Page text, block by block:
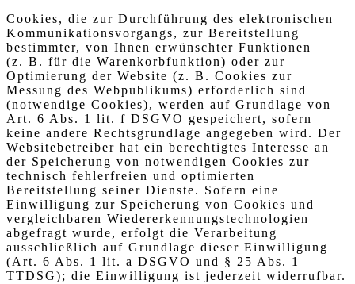
Cookies, die zur Durchführung des elektronischen
Kommunikationsvorgangs, zur Bereitstellung
bestimmter, von Ihnen erwünschter Funktionen
(z. B. für die Warenkorbfunktion) oder zur
Optimierung der Website (z. B. Cookies zur
Messung des Webpublikums) erforderlich sind
(notwendige Cookies), werden auf Grundlage von
Art. 6 Abs. 1 lit. f DSGVO gespeichert, sofern
keine andere Rechtsgrundlage angegeben wird. Der
Websitebetreiber hat ein berechtigtes Interesse an
der Speicherung von notwendigen Cookies zur
technisch fehlerfreien und optimierten
Bereitstellung seiner Dienste. Sofern eine
Einwilligung zur Speicherung von Cookies und
vergleichbaren Wiedererkennungstechnologien
abgefragt wurde, erfolgt die Verarbeitung
ausschließlich auf Grundlage dieser Einwilligung
(Art. 6 Abs. 1 lit. a DSGVO und § 25 Abs. 1
TTDSG); die Einwilligung ist jederzeit widerrufbar.